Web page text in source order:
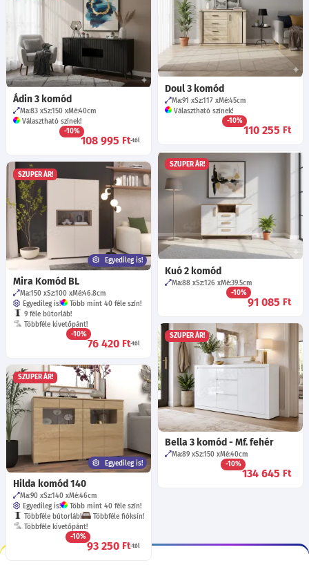
Doul 3 komód
Ma:91 Sz:117 Mé:45cm
Választható színek!
-10%
110 255 Ft
Ádin 3 komód
Ma:83 Sz:150 Mé:40cm
Választható színek!
-10%
108 995 Ft-tól
SZUPER ÁR!
Kuó 2 komód
Ma:88 Sz:126 Mé:39.5cm
-10%
91 085 Ft
SZUPER ÁR!
Egyedileg is!
Mira Komód BL
Ma:150 Sz:100 Mé:46.8cm
Egyedileg is!
Több mint 40 féle szín!
9 féle bútorláb!
Többféle kivetőpánt!
-10%
76 420 Ft-tól
SZUPER ÁR!
Bella 3 komód - Mf. fehér
Ma:89 Sz:150 Mé:40cm
-10%
134 645 Ft
SZUPER ÁR!
Egyedileg is!
Hilda komód 140
Ma:90 Sz:140 Mé:46cm
Egyedileg is!
Több mint 40 féle szín!
Többféle bútorláb!
Többféle fióksín!
Többféle kivetőpánt!
-10%
93 250 Ft-tól